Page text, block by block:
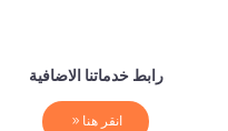
رابط خدماتنا الاضافية
انقر هنا